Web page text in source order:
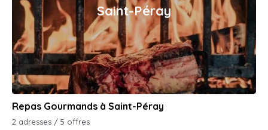
Saint-Péray
Repas Gourmands à Saint-Péray
2 adresses / 5 offres